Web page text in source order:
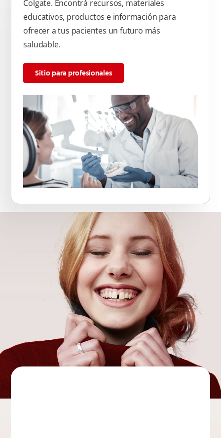
Colgate. Encontrá recursos, materiales
educativos, productos e información para
ofrecer a tus pacientes un futuro más
saludable.
Sitio para profesionales